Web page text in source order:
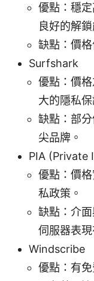
優點：穩
良好的解
缺點：價
Surfshark
優點：價
大的隱私
缺點：部
尖品牌。
PIA (Private
優點：價
私政策。
缺點：介
伺服器表現
Windscribe
優點：有